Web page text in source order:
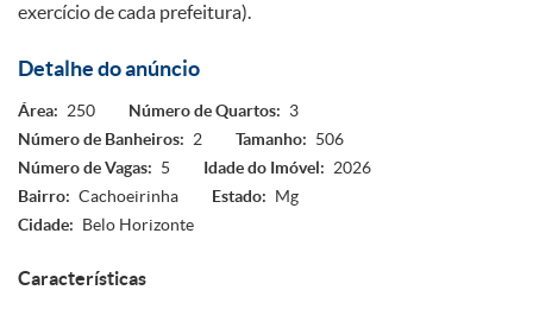
exercício de cada prefeitura).
Detalhe do anúncio
Área: 250 Número de Quartos: 3
Número de Banheiros: 2 Tamanho: 506
Número de Vagas: 5 Idade do Imóvel: 2026
Bairro: Cachoeirinha Estado: Mg
Cidade: Belo Horizonte
Características